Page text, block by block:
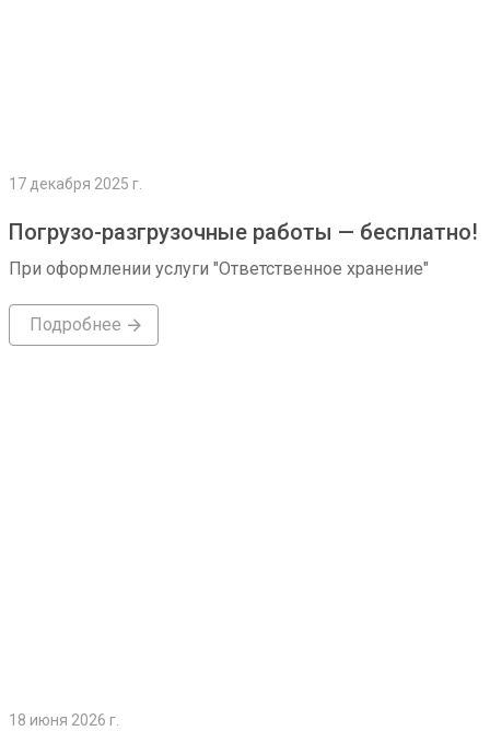
17 декабря 2025 г.
Погрузо-разгрузочные работы — бесплатно!
При оформлении услуги "Ответственное хранение"
Подробнее
18 июня 2026 г.